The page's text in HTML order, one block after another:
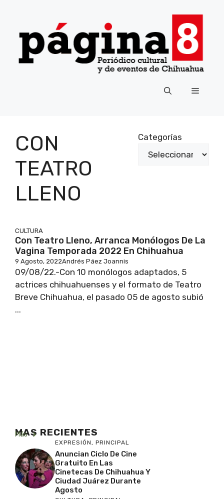
contenido
Menú
CON
TEATRO
LLENO
Categorías
CULTURA
Con Teatro Lleno, Arranca Monólogos De La
Vagina Temporada 2022 En Chihuahua
9 Agosto, 2022Andrés Páez Joannis
09/08/22.-Con 10 monólogos adaptados, 5
actrices chihuahuenses y el formato de Teatro
Breve Chihuahua, el pasado 05 de agosto subió
...
MAS RECIENTES
Más
EXPRESIÓN, PRINCIPAL
Anuncian Ciclo De Cine
Gratuito En Las
Cinetecas De Chihuahua Y
Ciudad Juárez Durante
Agosto